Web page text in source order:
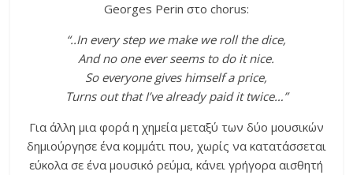
Georges Perin στο chorus:
“..In every step we make we roll the dice,
And no one ever seems to do it nice.
So everyone gives himself a price,
Turns out that I’ve already paid it twice…”
Για άλλη μια φορά η χημεία μεταξύ των δύο μουσικών
δημιούργησε ένα κομμάτι που, χωρίς να κατατάσσεται
εύκολα σε ένα μουσικό ρεύμα, κάνει γρήγορα αισθητή